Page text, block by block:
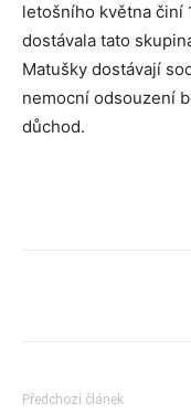
letošního května činí
dostávala tato
Matušky dostávají
nemocní odsouzení
důchod.
Předchozí článek